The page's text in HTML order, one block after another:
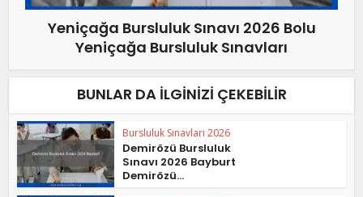
Yeniçağa Bursluluk Sınavı 2026 Bolu
Yeniçağa Bursluluk Sınavları
BUNLAR DA İLGINIZI ÇEKEBILIR
Bursluluk Sınavları 2026
Demirözü Bursluluk
Sınavı 2026 Bayburt
Demirözü...